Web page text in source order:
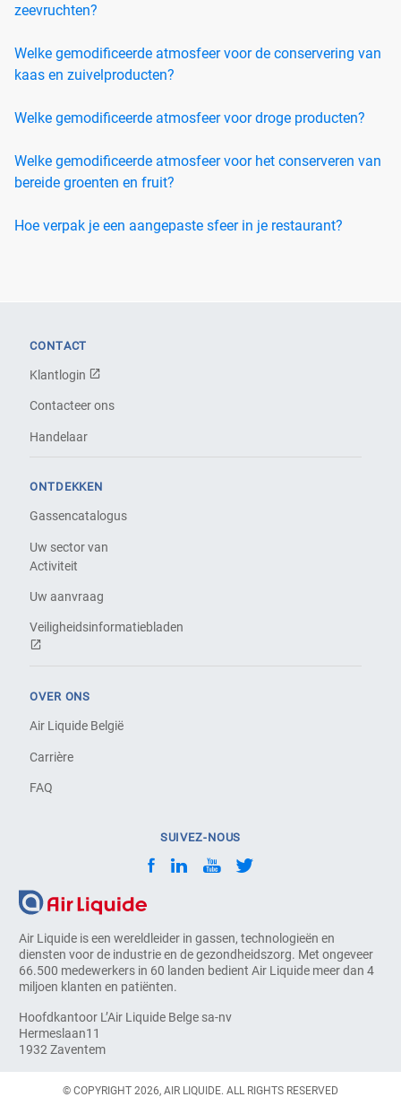
zeevruchten?
Welke gemodificeerde atmosfeer voor de conservering van
kaas en zuivelproducten?
Welke gemodificeerde atmosfeer voor droge producten?
Welke gemodificeerde atmosfeer voor het conserveren van
bereide groenten en fruit?
Hoe verpak je een aangepaste sfeer in je restaurant?
Air Liquide is een wereldleider in gassen, technologieën en
diensten voor de industrie en de gezondheidszorg. Met ongeveer
66.500 medewerkers in 60 landen bedient Air Liquide meer dan 4
miljoen klanten en patiënten.
Hoofdkantoor L’Air Liquide Belge sa-nv
Hermeslaan11
1932 Zaventem
CONTACT
Klantlogin
Contacteer ons
Handelaar
ONTDEKKEN
Gassencatalogus
Uw sector van
Activiteit
Uw aanvraag
Veiligheidsinformatiebladen
OVER ONS
Air Liquide België
Carrière
FAQ
SUIVEZ-NOUS
© COPYRIGHT 2026, AIR LIQUIDE. ALL RIGHTS RESERVED